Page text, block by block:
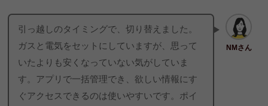
TKさん（スタイルプランP）
2023年5月 314kwh
2023年4月 260kwh NMさん
引っ越しのタイミングで、切り替えました。
ガスと電気をセットにしていますが、思って
いたよりも安くなっていない気がしていま
す。アプリで一括管理でき、欲しい情報にす
ぐアクセスできるのは使いやすいです。ポイ